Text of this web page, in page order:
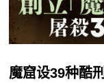
魔窟设39种酷刑